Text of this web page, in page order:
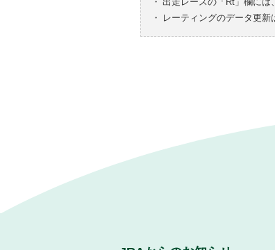
・
レーティングのデータ更新